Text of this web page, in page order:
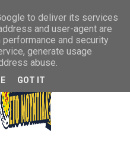
to deliver its services
and user-agent are
and security
generate usage
abuse.
GOT IT